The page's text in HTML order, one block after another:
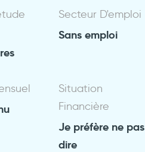
Secteur D'emploi
Sans emploi
Situation
Financière
Je préfère ne pas
dire